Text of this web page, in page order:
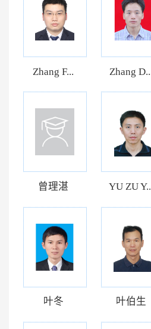
Zhang F... Zhang
曾理湛 YU ZU
叶冬 叶伯生